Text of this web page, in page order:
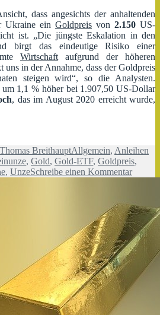
dass angesichts der anhaltenden
Ukraine ein Goldpreis von 2.150 US-
ist. „Die jüngste Eskalation in den
birgt das eindeutige Risiko einer
Wirtschaftaufgrund der höheren
uns in der Annahme, dass der Goldpreis
steigen wird“, so die Analysten.
1,1 % höher bei 1.907,50 US-Dollar
, das im August 2020 erreicht wurde,
Thomas BreithauptKategorien
Allgemein, Anleihen
, Gold, Gold-ETF, Goldpreis,
, UnzeSchreibe einen Kommentarzu